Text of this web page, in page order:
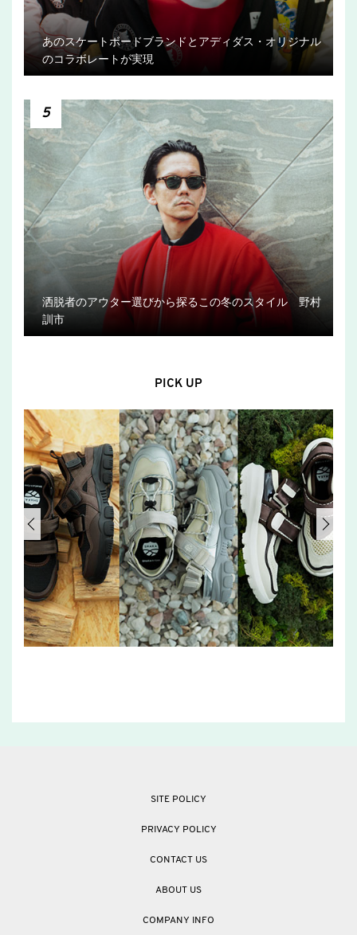
あのスケートボードブランドとアディダス・オリジナル
のコラボレートが実現
5
洒脱者のアウター選びから探るこの冬のスタイル 野村
訓市
PICK UP
SITE POLICY
PRIVACY POLICY
CONTACT US
ABOUT US
COMPANY INFO